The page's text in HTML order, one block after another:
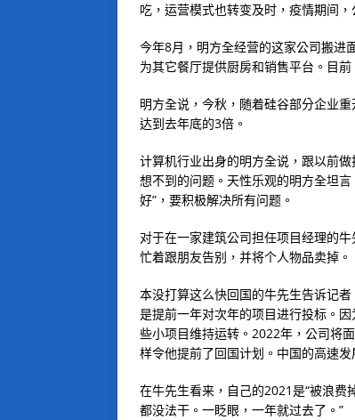
吃，运营模式也转变及时，疫情期间
今年8月，明方全经营的这家公司搬进
为其它餐厅提供厨房和销售平台。目
明方全说，今秋，随着硅谷部分企业
达到去年底的3倍。
计算机行业出身的明方全说，跟以前
想不到的问题。天性乐观的明方全坦
好”，要积极解决所有问题。
对于在一家建筑公司担任项目经理的
忙着跟朋友告别，并将个人物品卖掉。
本没打算这么快回国的牛先生告诉记
是提前一年对次年的项目进行投标。
些小项目维持运转。2022年，公司将
样令他提前了回国计划。中国的高速
在牛先生看来，自己的2021是“被浪费
都没法干。一眨眼，一年就过去了。”